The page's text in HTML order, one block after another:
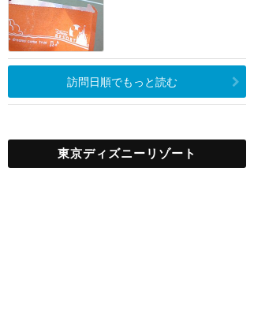
訪問日順でもっと読む
東京ディズニーリゾート